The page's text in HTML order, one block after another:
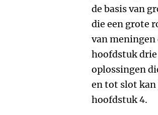
de basis van
die een grote
van
hoofdstuk
oplossingen
en tot slot kan
hoofdstuk 4.